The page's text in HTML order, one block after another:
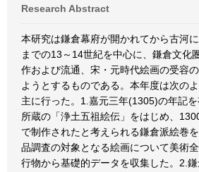
Research Abstract
本研究は鎌倉幕府が開かれてから古河
までの13～14世紀を中心に、鎌倉文化
作および流通、宋・元時代絵画の受容
ようとするものである。本年度は次の
主に行った。1.嘉元三年(1305)の年記
所蔵の「浄土五祖絵伝」をはじめ、
で制作されたと考えられる鎌倉派絵巻
品調査の対象となる絵画について美術
行物から基礎的データを収集した。2.